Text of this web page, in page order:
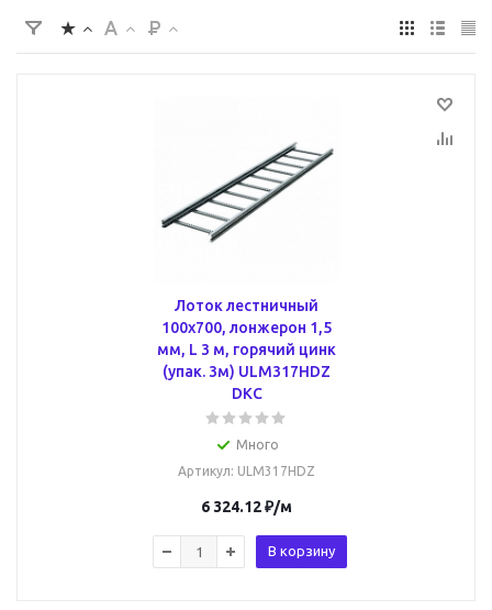
Лоток лестничный
100х700, лонжерон 1,5
мм, L 3 м, горячий цинк
(упак. 3м) ULM317HDZ
DKC
Много
Артикул: ULM317HDZ
6 324.12₽/м
В корзину